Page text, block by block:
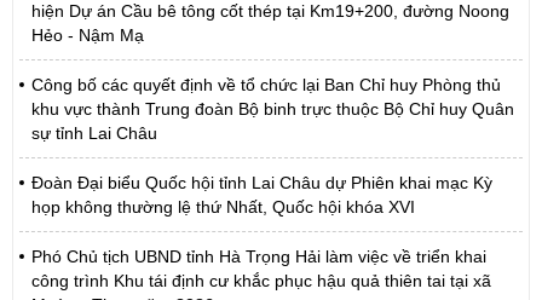
hiện Dự án Cầu bê tông cốt thép tại Km19+200, đường Noong
Hẻo - Nậm Mạ
Công bố các quyết định về tổ chức lại Ban Chỉ huy Phòng thủ
khu vực thành Trung đoàn Bộ binh trực thuộc Bộ Chỉ huy Quân
sự tỉnh Lai Châu
Đoàn Đại biểu Quốc hội tỉnh Lai Châu dự Phiên khai mạc Kỳ
họp không thường lệ thứ Nhất, Quốc hội khóa XVI
Phó Chủ tịch UBND tỉnh Hà Trọng Hải làm việc về triển khai
công trình Khu tái định cư khắc phục hậu quả thiên tai tại xã